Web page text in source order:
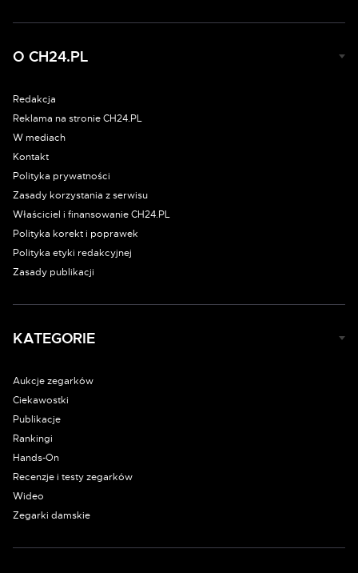
O CH24.PL
Redakcja
Reklama na stronie CH24.PL
W mediach
Kontakt
Polityka prywatności
Zasady korzystania z serwisu
Właściciel i finansowanie CH24.PL
Polityka korekt i poprawek
Polityka etyki redakcyjnej
Zasady publikacji
KATEGORIE
Aukcje zegarków
Ciekawostki
Publikacje
Rankingi
Hands-On
Recenzje i testy zegarków
Wideo
Zegarki damskie